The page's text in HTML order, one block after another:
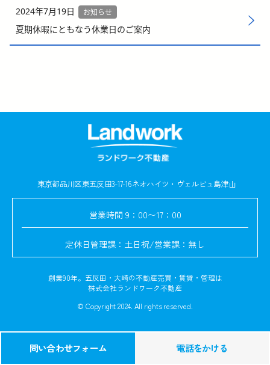
2024年7月19日 お知らせ
夏期休暇にともなう休業日のご案内
問い合わせフォーム 電話をかける
東京都品川区東五反田3-17-16ネオハイツ・ヴェルビュ島津山
営業時間 9：00〜17：00
定休日管理課：土日祝/営業課：無し
創業90年。五反田・大崎の不動産売買・賃貸・管理は
株式会社ランドワーク不動産
© Copyright 2024. All rights reserved.